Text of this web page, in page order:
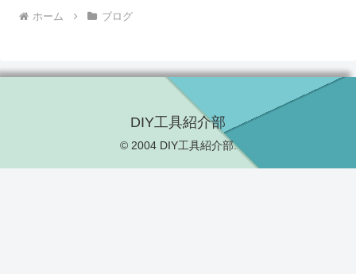
ホーム ブログ
DIY工具紹介部
© 2004 DIY工具紹介部.